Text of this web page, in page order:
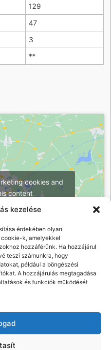
kezelése
érdekében olyan
k, amelyekkel
hozzáférünk. Ha hozzájárul
teszi számunkra, hogy
például a böngészési
A hozzájárulás megtagadása
és funkciók működését
129
47
3
**
cookies and
content